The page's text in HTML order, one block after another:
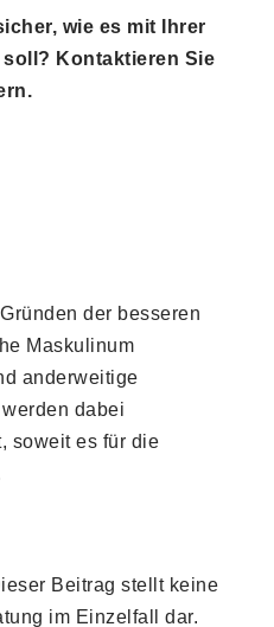
wie es mit Ihrer
soll? Kontaktieren Sie
der besseren
Maskulinum
anderweitige
dabei
soweit es für die
Beitrag stellt keine
im Einzelfall dar.